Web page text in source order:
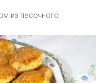
из песочного